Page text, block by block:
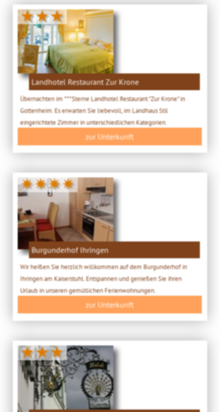
★★★
Landhotel Restaurant Zur Krone
Übernachten im ***Sterne Landhotel Restaurant "Zur Krone" in
Gottenheim. Es erwarten Sie liebevoll, im Landhaus Stil
eingerichtete Zimmer in unterschiedlichen Kategorien.
zur Unterkunft
✷✷✷✷
Burgunderhof Ihringen
Wir heißen Sie herzlich willkommen auf dem Burgunderhof in
Ihringen am Kaiserstuhl. Entspannen und genießen Sie ihren
Urlaub in unseren gemütlichen Ferienwohnungen.
zur Unterkunft
★★★